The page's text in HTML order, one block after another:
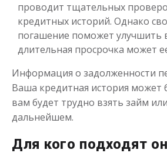
проводит тщательных
кредитных историй. Однако
погашение поможет улучшить
длительная просрочка может
Информация о задолженности
Ваша кредитная история может
вам будет трудно взять займ
дальнейшем.
Для кого подходят